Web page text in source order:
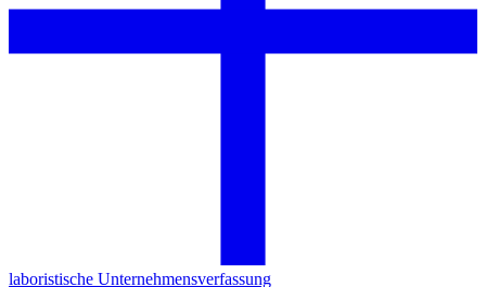
laboristische Unternehmensverfassung